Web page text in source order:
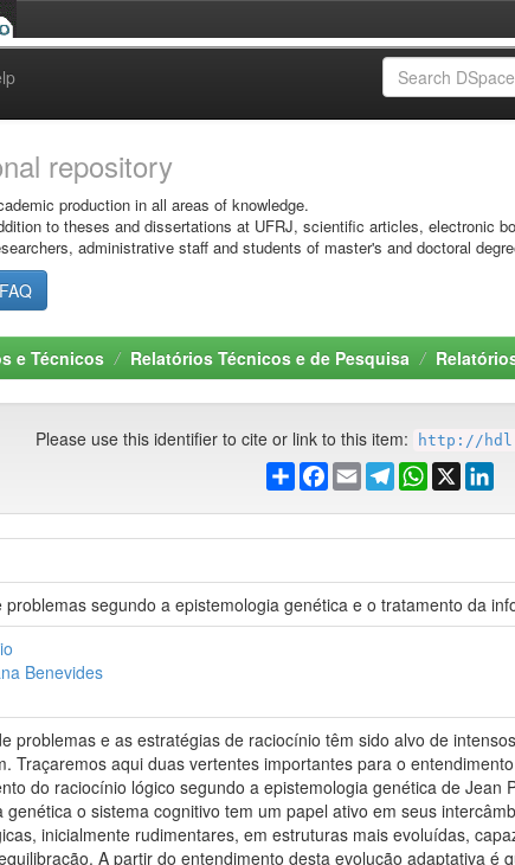
repository
production in all areas of knowledge.
to theses and dissertations at UFRJ, scientific articles, electronic
administrative staff and students of master's and doctoral
FAQ
e Técnicos Relatórios Técnicos e de Pesquisa
Please use this identifier to cite or link to this item: http://
ShareFacebook
EmailTelegramWhatsApp
X
problemas segundo a epistemologia genética e o tratamento da
Benevides
problemas e as estratégias de raciocínio têm sido alvo de
Traçaremos aqui duas vertentes importantes para o
do raciocínio lógico segundo a epistemologia genética de
genética o sistema cognitivo tem um papel ativo em seus
inicialmente rudimentares, em estruturas mais evoluídas,
A partir do entendimento desta evolução adaptativa